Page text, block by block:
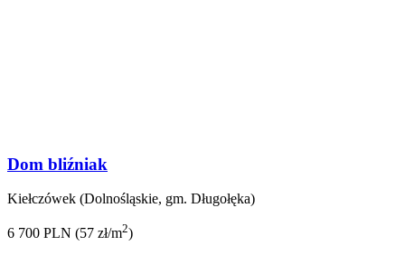
Dom bliźniak
Kiełczówek (Dolnośląskie, gm. Długołęka)
6 700 PLN (57 zł/m2)